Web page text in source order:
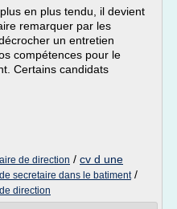
en plus tendu, il devient
remarquer par les
un entretien
compétences pour le
Certains candidats
de direction / cv d une
secretaire dans le batiment/
direction